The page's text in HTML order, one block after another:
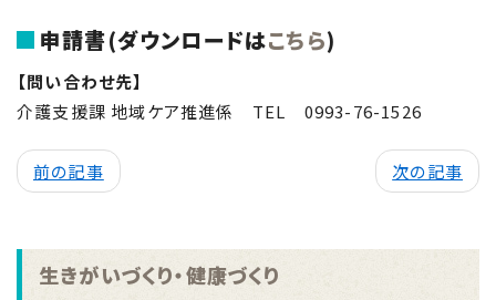
申請書(ダウンロードはこちら)
【問い合わせ先】
介護支援課 地域ケア推進係 TEL 0993-76-1526
前の記事 次の記事
生きがいづくり・健康づくり